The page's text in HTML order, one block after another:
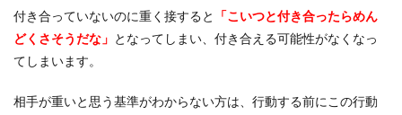
付き合っていないのに重く接すると
「こいつと付き合ったらめん
どくさそうだな」 となってしまい、付き合える可能性がなくなっ
てしまいます。
相手が重いと思う基準がわからない方は、行動する前にこの行動